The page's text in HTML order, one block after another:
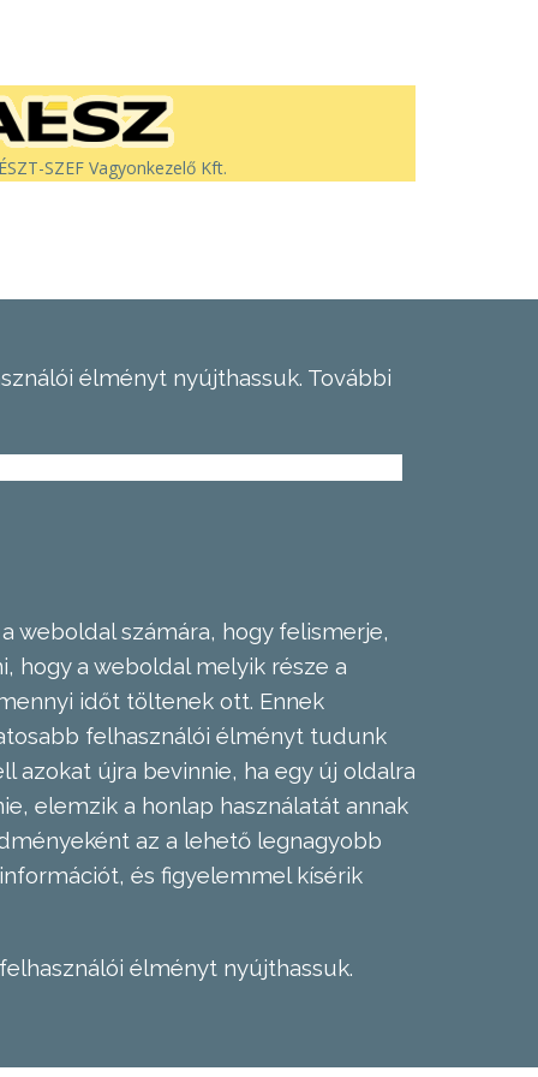
SZEF Vagyonkezelő Kft.
élményt nyújthassuk. További
weboldal számára, hogy felismerje,
hogy a weboldal melyik része a
időt töltenek ott. Ennek
felhasználói élményt tudunk
azokat újra bevinnie, ha egy új oldalra
elemzik a honlap használatát annak
az a lehető legnagyobb
és figyelemmel kísérik
élményt nyújthassuk.